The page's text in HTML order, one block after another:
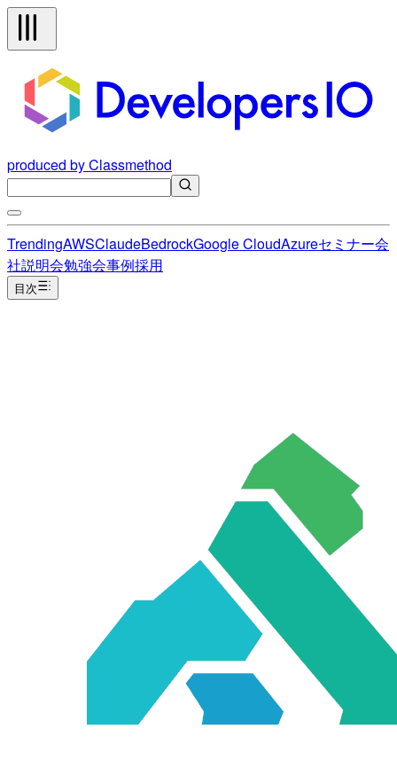
produced by Classmethod
TrendingAWSClaudeBedrockGoogle CloudAzureセミナー会
社説明会勉強会事例採用
目次